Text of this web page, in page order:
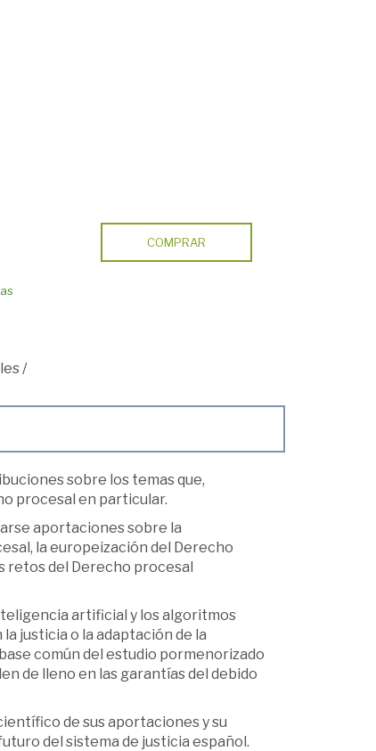
COMPRAR
/
sobre los temas que,
procesal en particular.
aportaciones sobre la
la europeización del Derecho
retos del Derecho procesal
artificial y los algoritmos
justicia o la adaptación de la
común del estudio pormenorizado
de lleno en las garantías del debido
de sus aportaciones y su
del sistema de justicia español.